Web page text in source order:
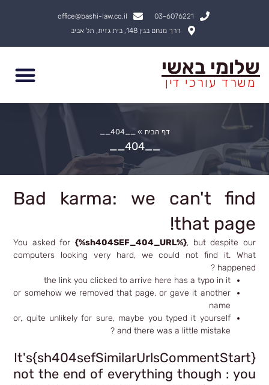
03-6076221
office@bashi-law.co.il
דרך מנחם בגין 148, בית גזית, תל אביב
שלומי באשי
משרד עורכי דין
דף הבית »
__404__
__404__
Bad karma: we can't find
that page!
You asked for {%sh404SEF_404_URL%}, but despite our
computers looking very hard, we could not find it. What
happened ?
the link you clicked to arrive here has a typo in it
or somehow we removed that page, or gave it another
name
or, quite unlikely for sure, maybe you typed it yourself
and there was a little mistake ?
{sh404sefSimilarUrlsCommentStart}It's
not the end of everything though : you